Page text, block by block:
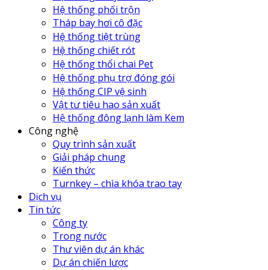
Hệ thống phối trộn
Tháp bay hơi cô đặc
Hệ thống tiệt trùng
Hệ thống chiết rót
Hệ thống thổi chai Pet
Hệ thống phụ trợ đóng gói
Hệ thống CIP vệ sinh
Vật tư tiêu hao sản xuất
Hệ thống đông lạnh làm Kem
Công nghệ
Quy trình sản xuất
Giải pháp chung
Kiến thức
Turnkey – chìa khóa trao tay
Dịch vụ
Tin tức
Công ty
Trong nước
Thư viên dự án khác
Dự án chiến lược